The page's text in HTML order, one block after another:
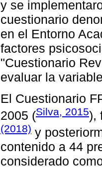
y se
cuestionario
en el Entorno
factores
"Cuestionario
evaluar la
El Cuestionario
2005 (Silva, 2015),
(2018) y
contenido a 44
considerado